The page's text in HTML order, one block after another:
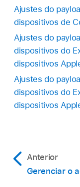
Ajustes do
dispositivos de
Ajustes do
dispositivos do
dispositivos
Ajustes do
dispositivos do
dispositivos
Anterior
Gerenciar o